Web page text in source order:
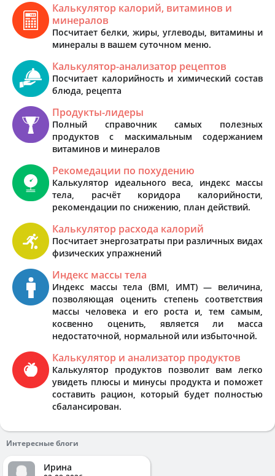
Калькулятор калорий, витаминов и
минералов
Посчитает белки, жиры, углеводы, витамины и
минералы в вашем суточном меню.
Калькулятор-анализатор рецептов
Посчитает калорийность и химический состав
блюда, рецепта
Продукты-лидеры
Полный справочник самых полезных
продуктов с маскимальным содержанием
витаминов и минералов
Рекомедации по похудению
Калькулятор идеального веса, индекс массы
тела, расчёт коридора калорийности,
рекомендации по снижению, план действий.
Калькулятор расхода калорий
Посчитает энергозатраты при различных видах
физических упражнений
Индекс массы тела
Индекс массы тела (BMI, ИМТ) — величина,
позволяющая оценить степень соответствия
массы человека и его роста и, тем самым,
косвенно оценить, является ли масса
недостаточной, нормальной или избыточной.
Калькулятор и анализатор продуктов
Калькулятор продуктов позволит вам легко
увидеть плюсы и минусы продукта и поможет
составить рацион, который будет полностью
сбалансирован.
Интересные блоги
Ирина